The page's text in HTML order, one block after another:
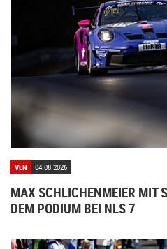
VLN 04.08.2026
MAX SCHLICHENMEIER MIT
DEM PODIUM BEI NLS 7